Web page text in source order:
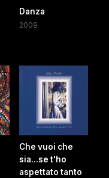
Danza
2009
Che vuoi che
sia...se t'ho
aspettato tanto